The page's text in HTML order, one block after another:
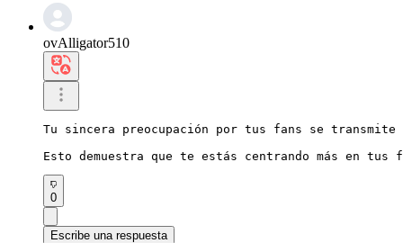
ovAlligator510
Tu sincera preocupación por tus fans se transmite
Esto demuestra que te estás centrando más en
0
Escribe una respuesta